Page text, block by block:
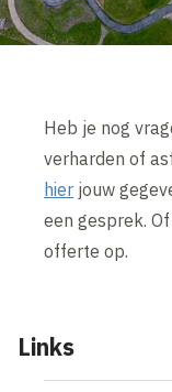
Heb je nog
verharden of
hier jouw
een gesprek.
offerte op.
Links